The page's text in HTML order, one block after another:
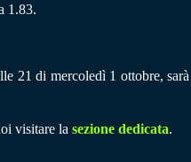
1.83.
21 di mercoledì 1 ottobre,
visitare la sezione dedicata.